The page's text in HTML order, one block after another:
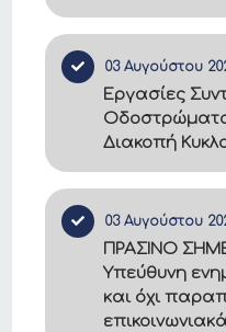
03 Αυγούστου
Εργασίες
Διακοπή
03 Αυγούστου
ΠΡΑΣΙΝΟ
Υπεύθυνη
και όχι